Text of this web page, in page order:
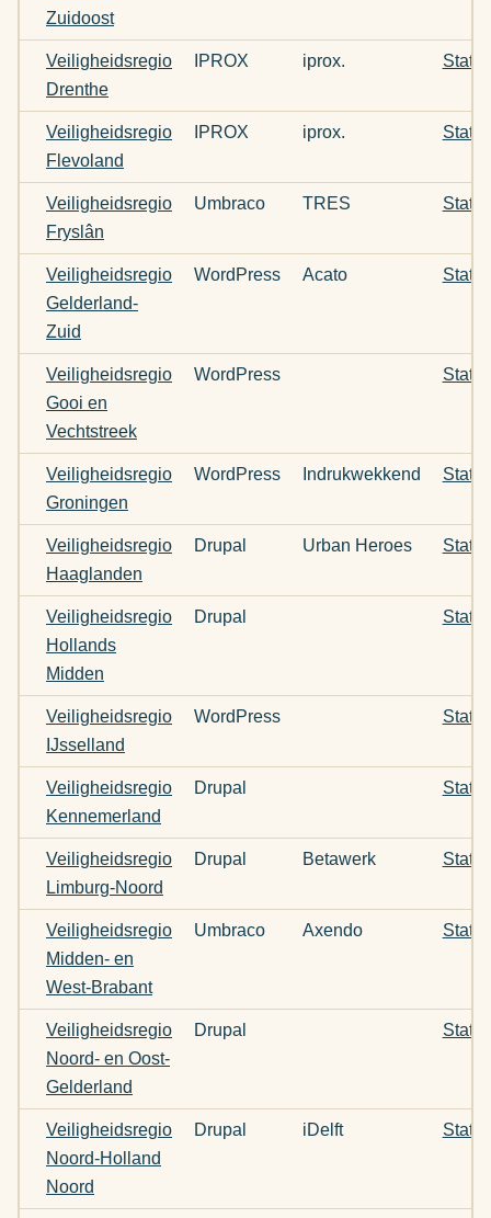
Zuidoost
Veiligheidsregio
Drenthe
IPROX iprox.
Veiligheidsregio
Flevoland
IPROX iprox.
Veiligheidsregio
Fryslân
Umbraco TRES
Veiligheidsregio
Gelderland-
Zuid
WordPress Acato
Veiligheidsregio
Gooi en
Vechtstreek
WordPress
Veiligheidsregio
Groningen
WordPress Indrukwekkend
Veiligheidsregio
Haaglanden
Drupal Urban Heroes
Veiligheidsregio
Hollands
Midden
Drupal
Veiligheidsregio
IJsselland
WordPress
Veiligheidsregio
Kennemerland
Drupal
Veiligheidsregio
Limburg-Noord
Drupal Betawerk
Veiligheidsregio
Midden- en
West-Brabant
Umbraco Axendo
Veiligheidsregio
Noord- en Oost-
Gelderland
Drupal
Veiligheidsregio
Noord-Holland
Noord
Drupal iDelft